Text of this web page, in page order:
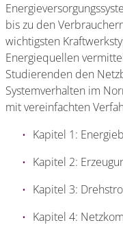
bis zu den
wichtigsten
Energiequellen
Studierenden den
Systemverhalten im
mit vereinfachten
Kapitel 1:
Kapitel 2:
Kapitel 3:
Kapitel 4: